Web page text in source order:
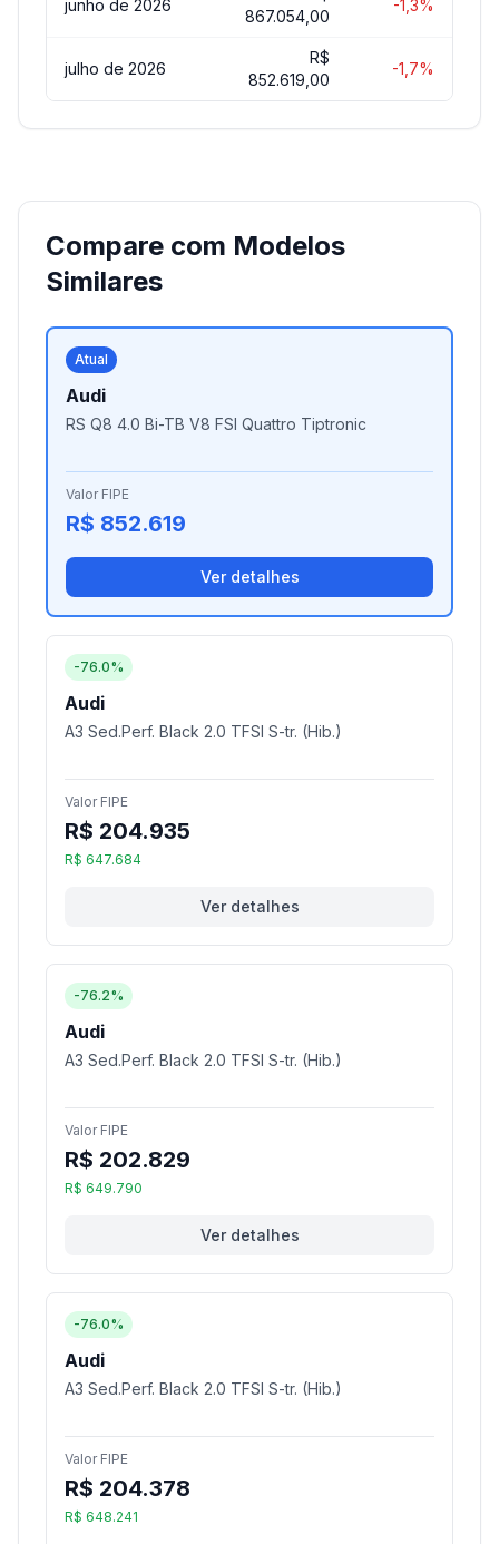
junho de 2026
867.054,00
-1,3%
julho de 2026
R$
852.619,00
-1,7%
Compare com Modelos
Similares
Atual
Audi
RS Q8 4.0 Bi-TB V8 FSI Quattro Tiptronic
Valor FIPE
R$ 852.619
Ver detalhes
-76.0%
Audi
A3 Sed.Perf. Black 2.0 TFSI S-tr. (Hib.)
Valor FIPE
R$ 204.935
R$ 647.684
Ver detalhes
-76.2%
Audi
A3 Sed.Perf. Black 2.0 TFSI S-tr. (Hib.)
Valor FIPE
R$ 202.829
R$ 649.790
Ver detalhes
-76.0%
Audi
A3 Sed.Perf. Black 2.0 TFSI S-tr. (Hib.)
Valor FIPE
R$ 204.378
R$ 648.241